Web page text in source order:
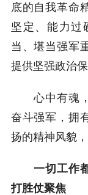
底的自我革命
坚定、能力过
当、堪当强军
提供坚强政治保
心中有魂，
奋斗强军，拥
扬的精神风貌
一切工作
打胜仗聚焦